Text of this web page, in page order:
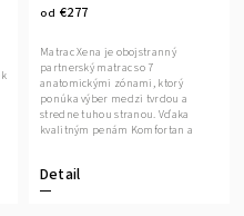
od €277
Detail
Matrac Xena je obojstranný
partnerský matrac so 7
anatomickými zónami, ktorý
ponúka výber medzi tvrdou a
stredne tuhou stranou. Vďaka
kvalitným penám Komfortan a